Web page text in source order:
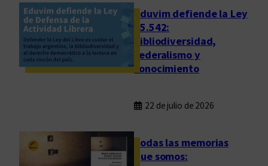
Eduvim defiende la Ley
25.542:
bibliodiversidad,
federalismo y
conocimiento
22 de julio de 2026
Todas las memorias
que somos: